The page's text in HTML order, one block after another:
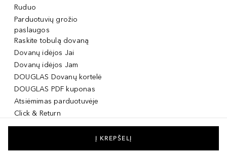
Ruduo
Parduotuvių grožio
paslaugos
Raskite tobulą dovaną
Dovanų idėjos Jai
Dovanų idėjos Jam
DOUGLAS Dovanų kortelė
DOUGLAS PDF kuponas
Atsiėmimas parduotuvėje
Click & Return
DOUGLAS Grožio Kortelė
Į KREPŠELĮ